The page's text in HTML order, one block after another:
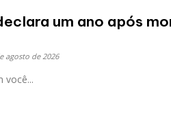
um ano após
agosto de 2026
você...